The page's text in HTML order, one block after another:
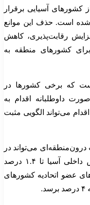
کشورهای آسیایی برقرار
شده است. حذف این موانع
رقابت‌پذیری، کاهش
کشورهای منطقه به
که برخی کشورها در
داوطلبانه اقدام به
می‌تواند الگویی مثبت
می‌تواند در
میان‌مدت موجب افزایش تولید ناخالص داخلی آسیا تا ۱.۴ درصد
عضو اتحادیه کشورهای